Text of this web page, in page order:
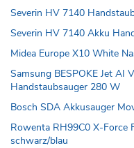
Severin HV 7140
Severin HV 7140 Akku
Midea Europe X10 White
Samsung BESPOKE Jet AI
Handstaubsauger 280 W
Bosch SDA Akkusauger
Rowenta RH99C0 X-Force
schwarz/blau